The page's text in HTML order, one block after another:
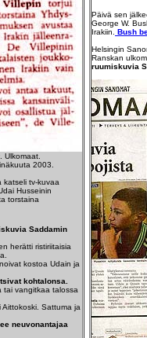
Ulkomaat.
2003.
katseli tv-kuvaa
Husseinin
torstaina
Saddamin
herätti ristiriitaisia
kostoa Udain ja
kohtalonsa.
tai vangitkaa talossa
Aittokoski. Sattuma ja
neuvonantajaa
Päivä sen
George W.
Irakiin.
Bush
Helsingin
Ranskan
ruumiskuvia